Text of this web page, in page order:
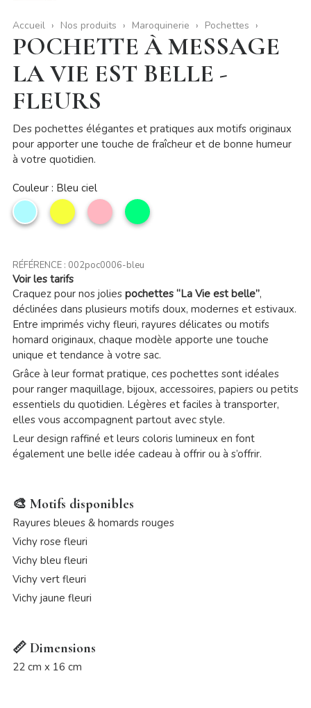
Accueil Nos produits Maroquinerie Pochettes
POCHETTE À MESSAGE
LA VIE EST BELLE -
FLEURS
Des pochettes élégantes et pratiques aux motifs originaux
pour apporter une touche de fraîcheur et de bonne humeur
à votre quotidien.
Couleur : Bleu ciel
Bleu
ciel
Citron
Rose
clair
Vert
printanier
RÉFÉRENCE : 002poc0006-bleu
Voir les tarifs
Craquez pour nos jolies pochettes “La Vie est belle”,
déclinées dans plusieurs motifs doux, modernes et estivaux.
Entre imprimés vichy fleuri, rayures délicates ou motifs
homard originaux, chaque modèle apporte une touche
unique et tendance à votre sac.
Grâce à leur format pratique, ces pochettes sont idéales
pour ranger maquillage, bijoux, accessoires, papiers ou petits
essentiels du quotidien. Légères et faciles à transporter,
elles vous accompagnent partout avec style.
Leur design raffiné et leurs coloris lumineux en font
également une belle idée cadeau à offrir ou à s’offrir.
🎨 Motifs disponibles
Rayures bleues & homards rouges
Vichy rose fleuri
Vichy bleu fleuri
Vichy vert fleuri
Vichy jaune fleuri
📏 Dimensions
22 cm x 16 cm